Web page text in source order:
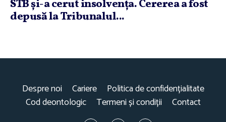
STB şi-a cerut insolvenţa. Cererea a fost
depusă la Tribunalul...
Despre noi Cariere
Politica de confidențialitate
Cod deontologic
Termeni și condiții Contact